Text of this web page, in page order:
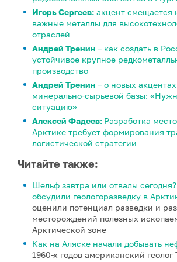
Игорь Сергеев: акцент смещается
важные металлы для
отраслей
Андрей Тренин – как создать в
устойчивое крупное
производство
Андрей Тренин – о новых
минерально-сырьевой базы:
ситуацию»
Алексей Фадеев: Разработка
Арктике требует формирования
логистической стратегии
Читайте также:
Шельф завтра или отвалы
обсудили геологоразведку в
оценили потенциал разведки и
месторождений полезных
Арктической зоне
Как на Аляске начали добывать
1960-х годов американский